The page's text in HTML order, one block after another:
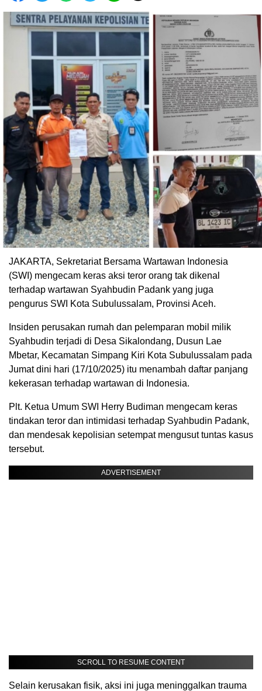
JAKARTA, Sekretariat Bersama Wartawan Indonesia
(SWI) mengecam keras aksi teror orang tak dikenal
terhadap wartawan Syahbudin Padank yang juga
pengurus SWI Kota Subulussalam, Provinsi Aceh.
Insiden perusakan rumah dan pelemparan mobil milik
Syahbudin terjadi di Desa Sikalondang, Dusun Lae
Mbetar, Kecamatan Simpang Kiri Kota Subulussalam pada
Jumat dini hari (17/10/2025) itu menambah daftar panjang
kekerasan terhadap wartawan di Indonesia.
Plt. Ketua Umum SWI Herry Budiman mengecam keras
tindakan teror dan intimidasi terhadap Syahbudin Padank,
dan mendesak kepolisian setempat mengusut tuntas kasus
tersebut.
ADVERTISEMENT
SCROLL TO RESUME CONTENT
Selain kerusakan fisik, aksi ini juga meninggalkan trauma